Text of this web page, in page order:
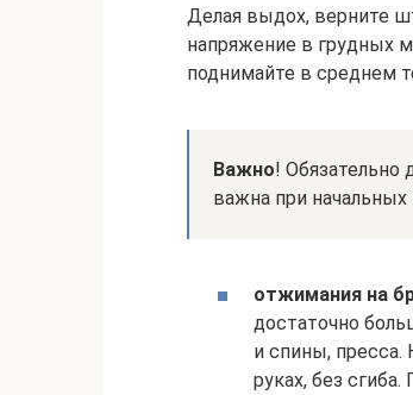
Делая выдох, верните
напряжение в грудных
поднимайте в среднем
Важно! Обязательно
важна при начальных
отжимания на
достаточно
и спины, пресса.
руках, без